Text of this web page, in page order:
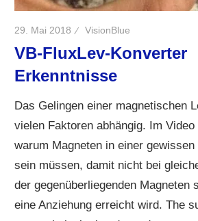
29. Mai 2018 VisionBlue
VB-FluxLev-Konverter
Erkenntnisse
Das Gelingen einer magnetischen
vielen Faktoren abhängig. Im
warum Magneten in einer
sein müssen, damit nicht bei
der gegenüberliegenden Magneten
eine Anziehung erreicht wird. The